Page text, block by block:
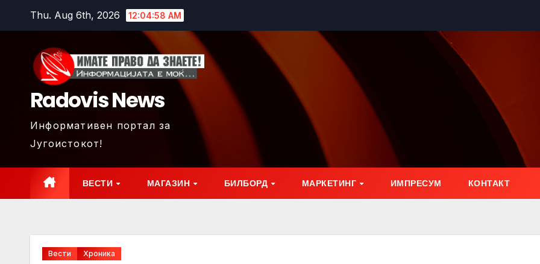
Thu. Aug 6th, 2026 12:04:59 AM
Radovis News
Информативен портал за
Југоистокот!
ВЕСТИ МАГАЗИН БИЛБОРД МАРКЕТИНГ ИМПРЕСУМ КОНТАКТ
Вести Хроника